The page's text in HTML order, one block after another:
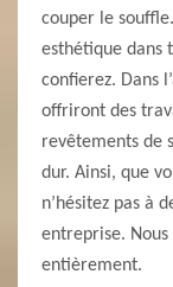
couper le
esthétique dans
confierez. Dans
offriront des
revêtements de
dur. Ainsi, que
n’hésitez pas à
entreprise.
entièrement.